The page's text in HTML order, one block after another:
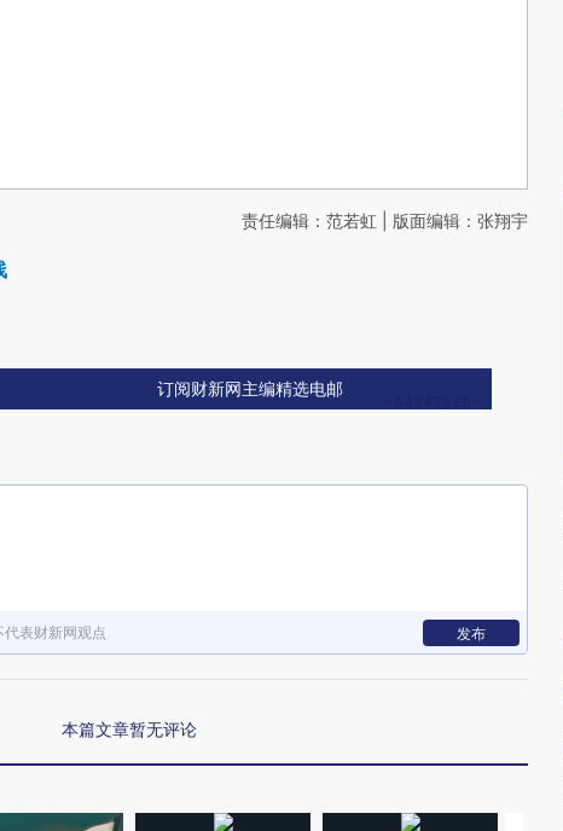
责任编辑：范若虹 | 版面编辑：张翔宇
订阅财新网主编精选电邮
表财新网观点 发布
本篇文章暂无评论